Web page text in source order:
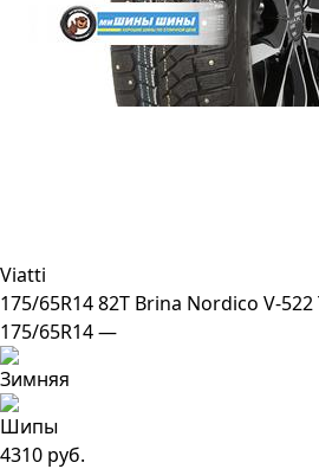
Viatti
175/65R14 82T Brina Nordico V-
175/65R14 —
4310 руб.